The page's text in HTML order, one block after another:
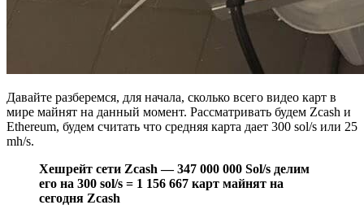
Давайте разберемся, для начала, сколько всего видео карт в
мире майнят на данный момент. Рассматривать будем Zcash и
Ethereum, будем считать что средняя карта дает 300 sol/s или 25
mh/s.
Хешрейт сети Zcash — 347 000 000 Sol/s делим
его на 300 sol/s = 1 156 667 карт майнят на
сегодня Zcash